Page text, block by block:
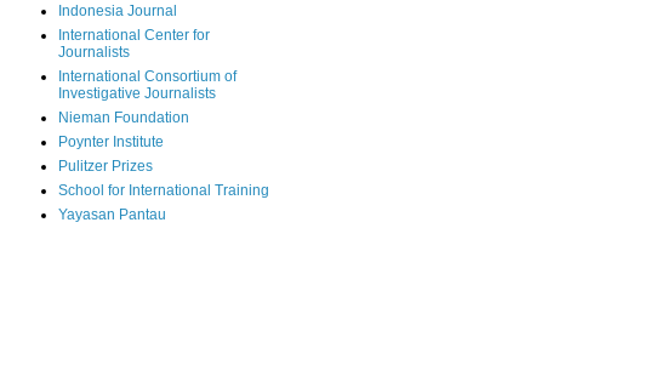
Indonesia Journal
International Center for
Journalists
International Consortium of
Investigative Journalists
Nieman Foundation
Poynter Institute
Pulitzer Prizes
School for International Training
Yayasan Pantau